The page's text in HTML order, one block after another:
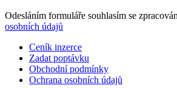
Odesláním formuláře souhlasím se
osobních údajů
Ceník inzerce
Zadat poptávku
Obchodní podmínky
Ochrana osobních údajů